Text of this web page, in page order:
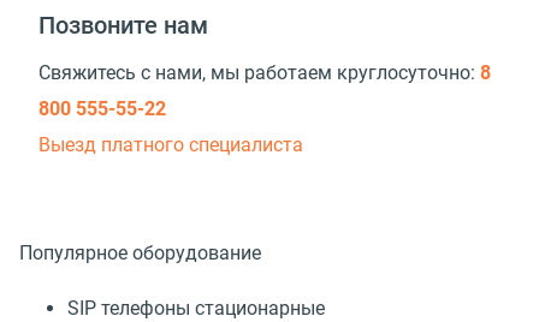
Позвоните нам
Свяжитесь с нами, мы работаем круглосуточно: 8
800 555-55-22
Выезд платного специалиста
Популярное оборудование
SIP телефоны стационарные